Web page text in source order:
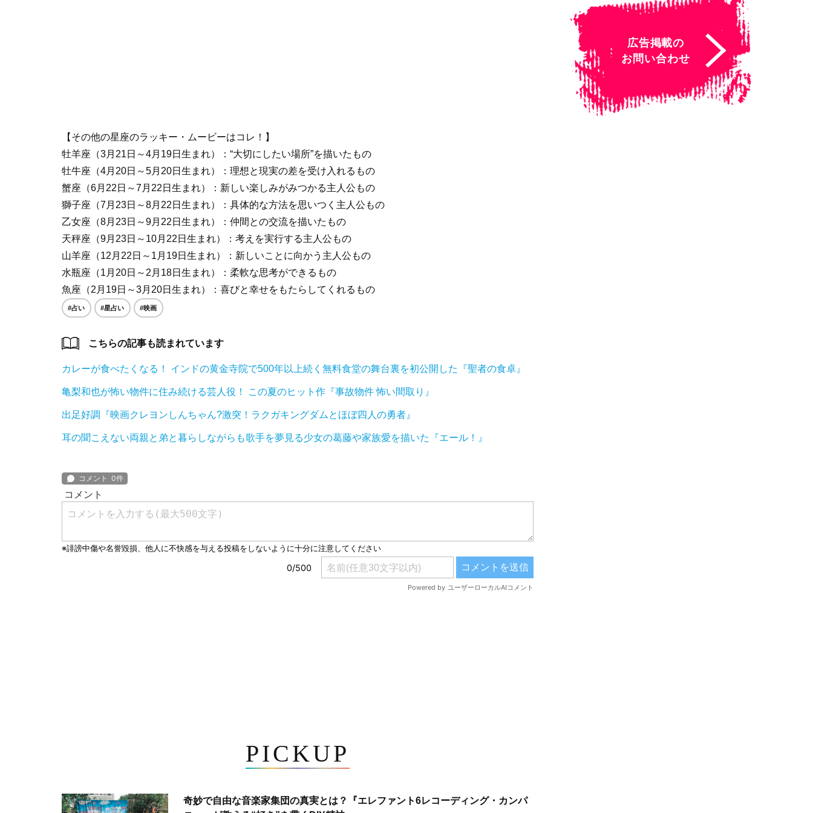
【その他の星座のラッキー・ムービーはコレ！】
牡羊座（3月21日～4月19日生まれ）：“大切にしたい場所”を描いたもの
牡牛座（4月20日～5月20日生まれ）：理想と現実の差を受け入れるもの
蟹座（6月22日～7月22日生まれ）：新しい楽しみがみつかる主人公もの
獅子座（7月23日～8月22日生まれ）：具体的な方法を思いつく主人公もの
乙女座（8月23日～9月22日生まれ）：仲間との交流を描いたもの
天秤座（9月23日～10月22日生まれ）：考えを実行する主人公もの
山羊座（12月22日～1月19日生まれ）：新しいことに向かう主人公もの
水瓶座（1月20日～2月18日生まれ）：柔軟な思考ができるもの
魚座（2月19日～3月20日生まれ）：喜びと幸せをもたらしてくれるもの
#占い #星占い #映画
こちらの記事も読まれています
カレーが食べたくなる！ インドの黄金寺院で500年以上続く無料食堂の舞台裏を初公開した『聖者の食卓』
亀梨和也が怖い物件に住み続ける芸人役！ この夏のヒット作『事故物件 怖い間取り』
出足好調『映画クレヨンしんちゃん?激突！ラクガキングダムとほぼ四人の勇者』
耳の聞こえない両親と弟と暮らしながらも歌手を夢見る少女の葛藤や家族愛を描いた『エール！』
PICKUP
奇妙で自由な音楽家集団の真実とは？『エレファント6レコーディング・カンパ
広告掲載の
お問い合わせ